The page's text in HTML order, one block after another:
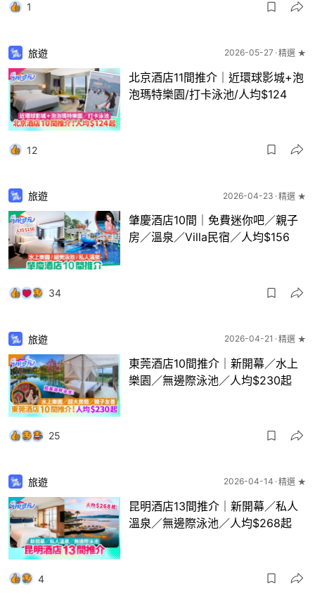
1
旅遊 2026-05-27 精選 ★
北京酒店11間推介｜近環球影城+泡
泡瑪特樂園/打卡泳池/人均$124
12
旅遊 2026-04-23 精選 ★
肇慶酒店10間｜免費迷你吧／親子
房／溫泉／Villa民宿／人均$156
34
旅遊 2026-04-21 精選 ★
東莞酒店10間推介｜新開幕／水上
樂園／無邊際泳池／人均$230起
25
旅遊 2026-04-14 精選 ★
昆明酒店13間推介｜新開幕／私人
溫泉／無邊際泳池／人均$268起
4